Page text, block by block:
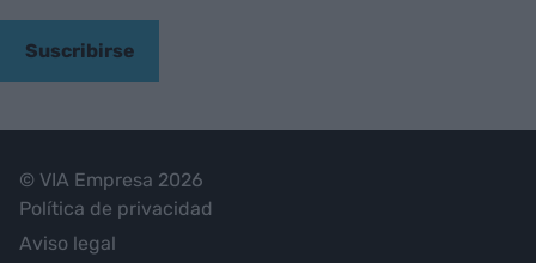
Suscribirse
© VIA Empresa 2026
Política de privacidad
Aviso legal